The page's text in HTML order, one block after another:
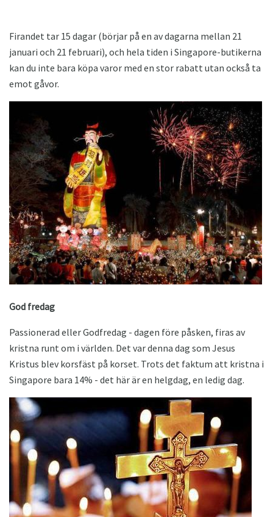
Firandet tar 15 dagar (börjar på en av dagarna mellan 21
januari och 21 februari), och hela tiden i Singapore-butikerna
kan du inte bara köpa varor med en stor rabatt utan också ta
emot gåvor.
God fredag
Passionerad eller Godfredag ​​- dagen före påsken, firas av
kristna runt om i världen. Det var denna dag som Jesus
Kristus blev korsfäst på korset. Trots det faktum att kristna i
Singapore bara 14% - det här är en helgdag, en ledig dag.